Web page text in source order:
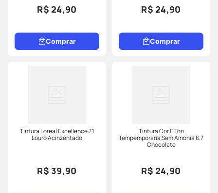
R$ 24,90
Comprar
R$ 24,90
Comprar
Tintura Loreal Excellence 7.1
Louro Acinzentado
R$ 39,90
Tintura Cor E Ton
Tempemporaria Sem Amonia 6.7
Chocolate
R$ 24,90